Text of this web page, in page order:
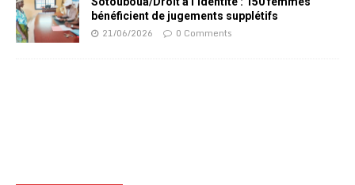
bénéficient de jugements supplétifs
21/06/2026 0 Comments